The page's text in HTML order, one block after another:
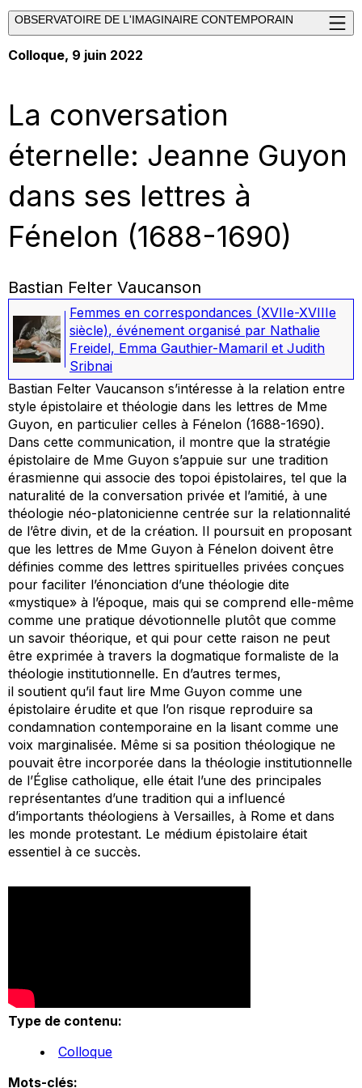
OBSERVATOIRE DE L'IMAGINAIRE CONTEMPORAIN
Colloque, 9 juin 2022
La conversation
éternelle: Jeanne Guyon
dans ses lettres à
Fénelon (1688-1690)
Bastian Felter Vaucanson
Femmes en correspondances (XVIIe-XVIIIe
siècle), événement organisé par Nathalie
Freidel, Emma Gauthier-Mamaril et Judith
Sribnai
Bastian Felter Vaucanson s’intéresse à la relation entre
style épistolaire et théologie dans les lettres de Mme
Guyon, en particulier celles à Fénelon (1688-1690).
Dans cette communication, il montre que la stratégie
épistolaire de Mme Guyon s’appuie sur une tradition
érasmienne qui associe des topoi épistolaires, tel que la
naturalité de la conversation privée et l’amitié, à une
théologie néo-platonicienne centrée sur la relationnalité
de l’être divin, et de la création. Il poursuit en proposant
que les lettres de Mme Guyon à Fénelon doivent être
définies comme des lettres spirituelles privées conçues
pour faciliter l’énonciation d’une théologie dite
«mystique» à l’époque, mais qui se comprend elle-même
comme une pratique dévotionnelle plutôt que comme
un savoir théorique, et qui pour cette raison ne peut
être exprimée à travers la dogmatique formaliste de la
théologie institutionnelle. En d’autres termes,
il soutient qu’il faut lire Mme Guyon comme une
épistolaire érudite et que l’on risque reproduire sa
condamnation contemporaine en la lisant comme une
voix marginalisée. Même si sa position théologique ne
pouvait être incorporée dans la théologie institutionnelle
de l’Église catholique, elle était l’une des principales
représentantes d’une tradition qui a influencé
d’importants théologiens à Versailles, à Rome et dans
les monde protestant. Le médium épistolaire était
essentiel à ce succès.
Type de contenu:
Colloque
Mots-clés: